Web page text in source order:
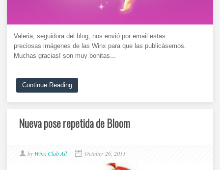
Valeria, seguidora del blog, nos envió por email estas
preciosas imágenes de las Winx para que las publicásemos.
Muchas gracias! son muy bonitas...
Continue Reading
Nueva pose repetida de Bloom
by Winx Club All October 26, 2011